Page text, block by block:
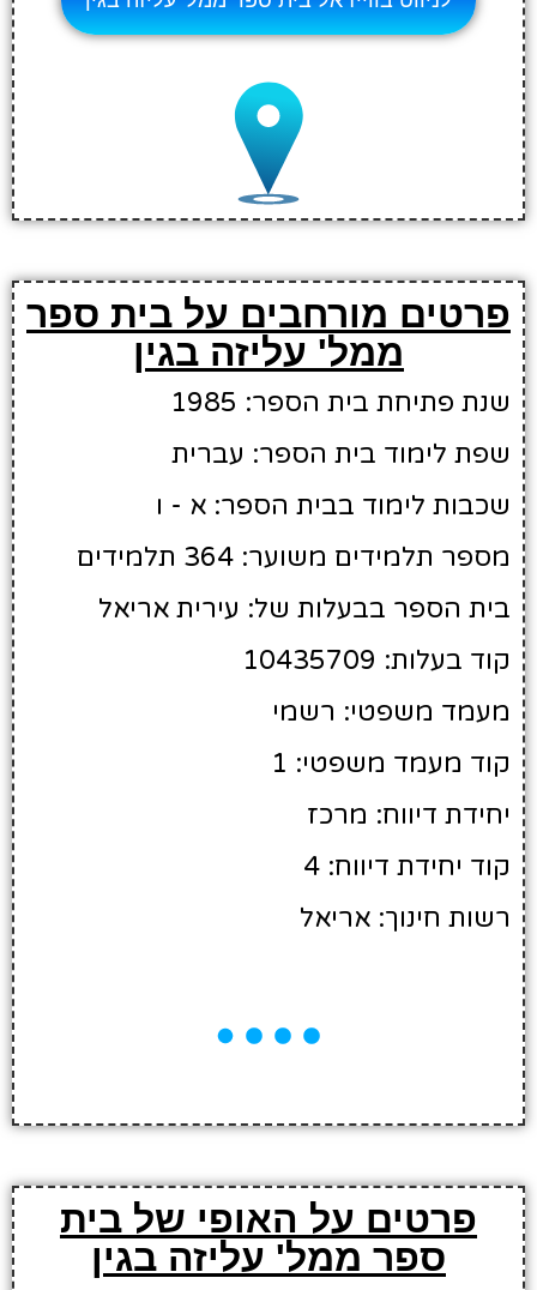
פרטים מורחבים על בית ספר
ממל' עליזה בגין
שנת פתיחת בית הספר: 1985
שפת לימוד בית הספר: עברית
שכבות לימוד בבית הספר: א - ו
מספר תלמידים משוער: 364 תלמידים
בית הספר בבעלות של: עירית אריאל
קוד בעלות: 10435709
מעמד משפטי: רשמי
קוד מעמד משפטי: 1
יחידת דיווח: מרכז
קוד יחידת דיווח: 4
רשות חינוך: אריאל
פרטים על האופי של בית
ספר ממל' עליזה בגין